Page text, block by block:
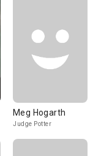
Meg Hogarth
Judge Potter